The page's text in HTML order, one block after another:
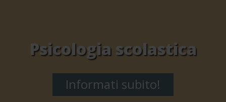
Psicologia scolastica
Informati subito!